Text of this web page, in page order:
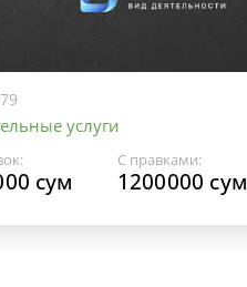
услуги
сум
С правками:
1200000 сум